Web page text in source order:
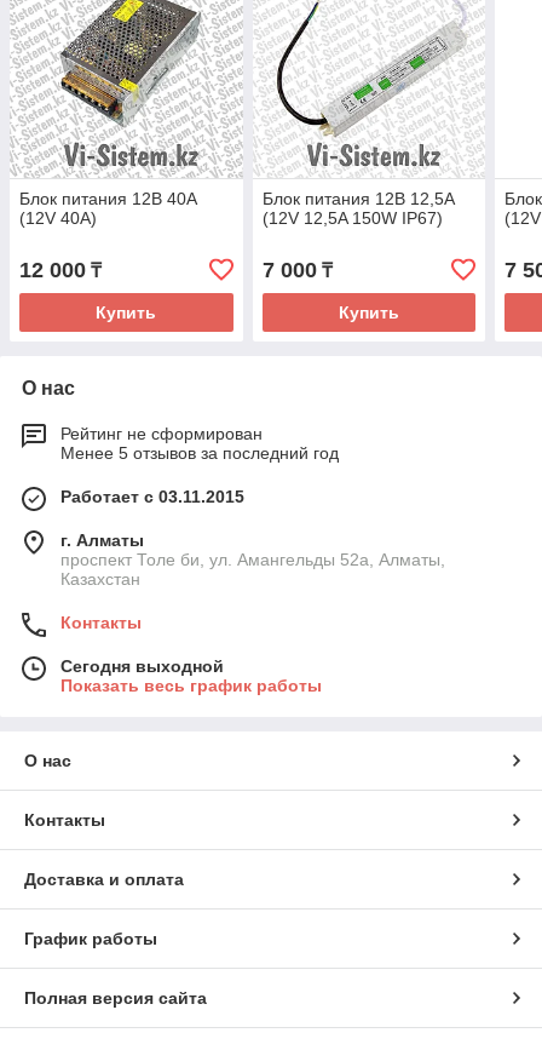
Блок питания 12В 40А
(12V 40A)
12 000 ₸
Купить
Блок питания 12В 12,5А
(12V 12,5A 150W IP67)
7 000₸
Купить
7
О нас
Рейтинг не сформирован
Менее 5 отзывов за последний год
Работает с 03.11.2015
г. Алматы
проспект Толе би, ул. Амангельды 52а, Алматы,
Казахстан
Контакты
Сегодня выходной
Показать весь график работы
О нас
Контакты
Доставка и оплата
График работы
Полная версия сайта